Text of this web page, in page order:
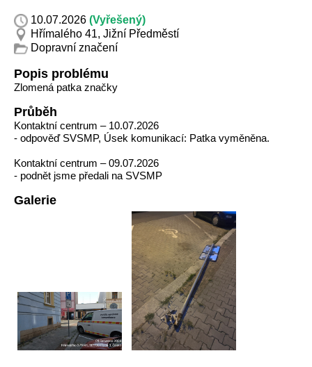
10.07.2026 (Vyřešený)
Hřímalého 41, Jižní Předměstí
Dopravní značení
Popis problému
Zlomená patka značky
Průběh
Kontaktní centrum – 10.07.2026
- odpověď SVSMP, Úsek komunikací: Patka vyměněna.
Kontaktní centrum – 09.07.2026
- podnět jsme předali na SVSMP
Galerie